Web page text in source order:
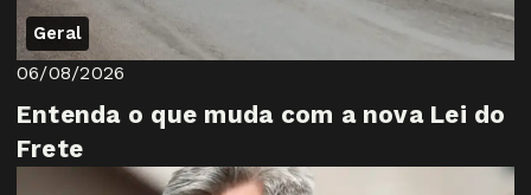
Geral
06/08/2026
Entenda o que muda com a nova Lei do
Frete